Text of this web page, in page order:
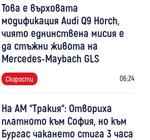
Това е върховата
модификация Audi Q9 Horch,
чиято еднинствена мисия е
да стъжни живота на
Mercedes-Maybach GLS
Скорости 06:24
На АМ “Тракия“: Отвориха
платното към София, но към
Бургас чакането стига 3 часа